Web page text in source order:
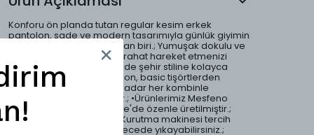
Konforu ön planda tutan regular kesim erkek
pantolon, sade ve modern tasarımıyla günlük giyimin
vazgeçilmez parçalarından biri.; Yumuşak dokulu ve
esnek kumaşı sayesinde rahat hareket etmenizi
sağlar.; Hem casual hem de şehir stiline kolayca
uyum sağlayan bu pantolon, basic tişörtlerden
oversize sweatshirt’lere kadar her kombinle
mükemmel uyum yakalar.; •Ürünlerimiz Mesfeno
markası tarafından Türkiye'de özenle üretilmiştir.;
•Ürün yıkama talimatları: Kurutma makinesi tercih
edilmemelidir.; 30 °C derecede yıkayabilirsiniz.;